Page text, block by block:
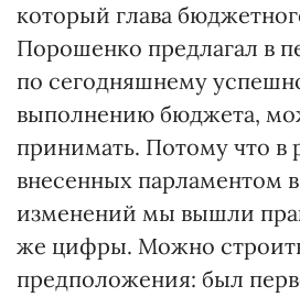
который глава
Порошенко предлагал в
по сегодняшнему
выполнению бюджета,
принимать. Потому что в
внесенных парламентом
изменений мы вышли
же цифры. Можно
предположения: был